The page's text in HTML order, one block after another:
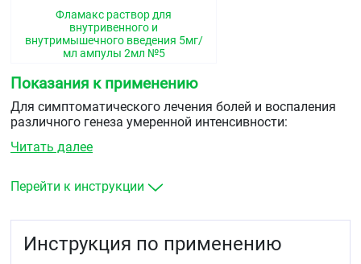
Фламакс раствор для
внутривенного и
внутримышечного введения 5мг/
мл ампулы 2мл №5
Показания к применению
Для симптоматического лечения болей и воспаления
различного генеза умеренной интенсивности:
воспалительные и дегенеративные заболевания
псориатический, ювенильный хронический артрит,
анкилозирующий спондилит (болезнь Бехтерева),
суставов и позвоночника (в том числе и с
корешковым синдромом)
Читать далее
Перейти к инструкции
Инструкция по применению